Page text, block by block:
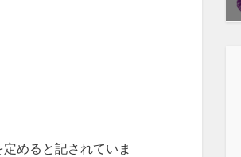
めると記されていま